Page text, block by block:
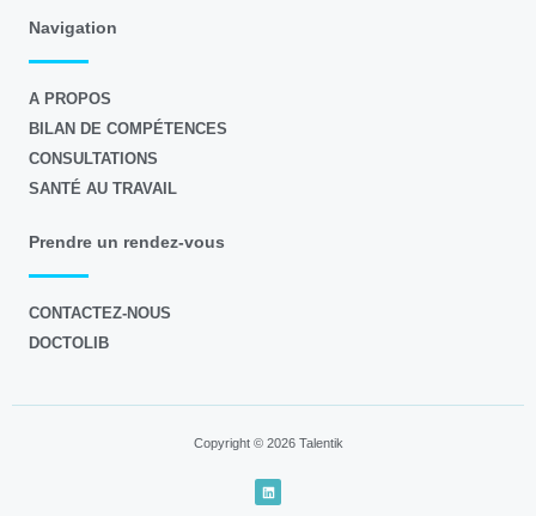
Navigation
A PROPOS
BILAN DE COMPÉTENCES
CONSULTATIONS
SANTÉ AU TRAVAIL
Prendre un rendez-vous
CONTACTEZ-NOUS
DOCTOLIB
Copyright © 2026 Talentik